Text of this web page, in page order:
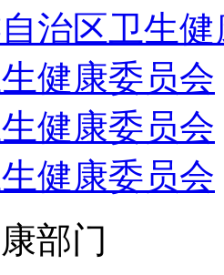
治区卫生
健康委员会
健康委员会
健康委员会
部门